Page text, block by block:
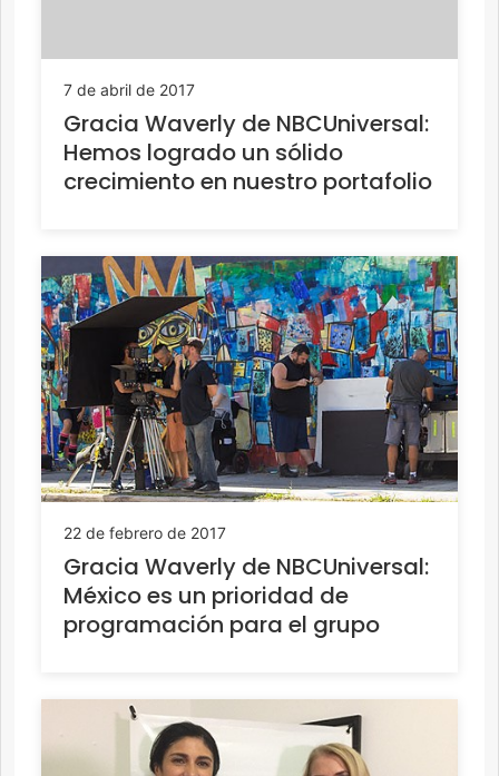
7 de abril de 2017
Gracia Waverly de NBCUniversal:
Hemos logrado un sólido
crecimiento en nuestro portafolio
22 de febrero de 2017
Gracia Waverly de NBCUniversal:
México es un prioridad de
programación para el grupo